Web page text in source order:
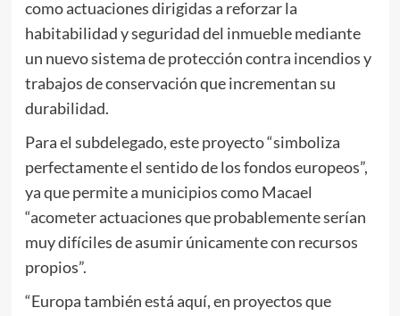
como actuaciones dirigidas a reforzar la
habitabilidad y seguridad del inmueble mediante
un nuevo sistema de protección contra incendios y
trabajos de conservación que incrementan su
durabilidad.
Para el subdelegado, este proyecto “simboliza
perfectamente el sentido de los fondos europeos”,
ya que permite a municipios como Macael
“acometer actuaciones que probablemente serían
muy difíciles de asumir únicamente con recursos
propios”.
“Europa también está aquí, en proyectos que